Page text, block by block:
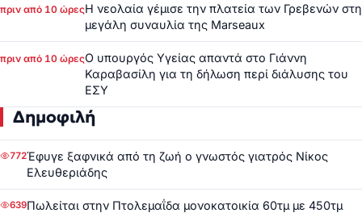
πριν από 10 ώρεςΗ νεολαία γέμισε την πλατεία των Γρεβενών στη
μεγάλη συναυλία της Marseaux
πριν από 10 ώρεςΟ υπουργός Υγείας απαντά στο Γιάννη
Καραβασίλη για τη δήλωση περί διάλυσης του
ΕΣΥ
Δημοφιλή
772Έφυγε ξαφνικά από τη ζωή ο γνωστός γιατρός Νίκος
Ελευθεριάδης
639Πωλείται στην Πτολεμαΐδα μονοκατοικία 60τμ με 450τμ